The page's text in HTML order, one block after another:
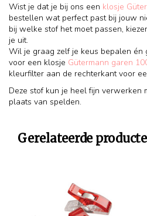
Wist je dat je bij ons een klosje
bestellen wat perfect past bij jouw
bij welke stof het moet passen,
je uit.
Wil je graag zelf je keus bepalen én
voor een klosje Gütermann garen
kleurfilter aan de rechterkant voor
Deze stof kun je heel fijn verwerken
plaats van spelden.
Gerelateerde